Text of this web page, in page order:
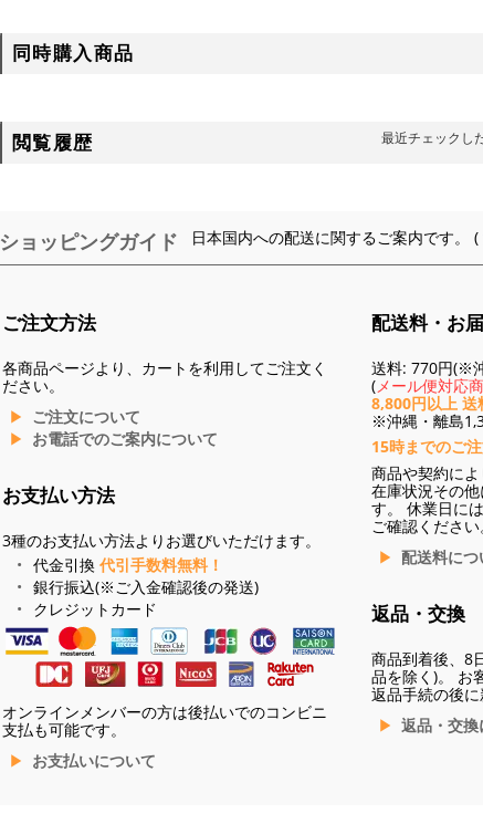
同時購入商品
閲覧履歴 最近チェックし
ショッピングガイド 日本国内への配送に関するご案内です。 (
ご注文方法
各商品ページより、カートを利用してご注文く
ださい。
ご注文について
お電話でのご案内について
お支払い方法
3種のお支払い方法よりお選びいただけます。
代金引換 代引手数料無料！
銀行振込(※ご入金確認後の発送)
クレジットカード
オンラインメンバーの方は後払いでのコンビニ
支払も可能です。
お支払いについて
配送料・お
送料: 770円(※
(メール便対応
8,800円以上 送
※沖縄・離島
15時までのご
商品や契約によ
在庫状況その
す。 休業日に
ご確認ください
配送料につ
返品・交換
商品到着後、8
品を除く)。 お
返品手続の後に
返品・交換